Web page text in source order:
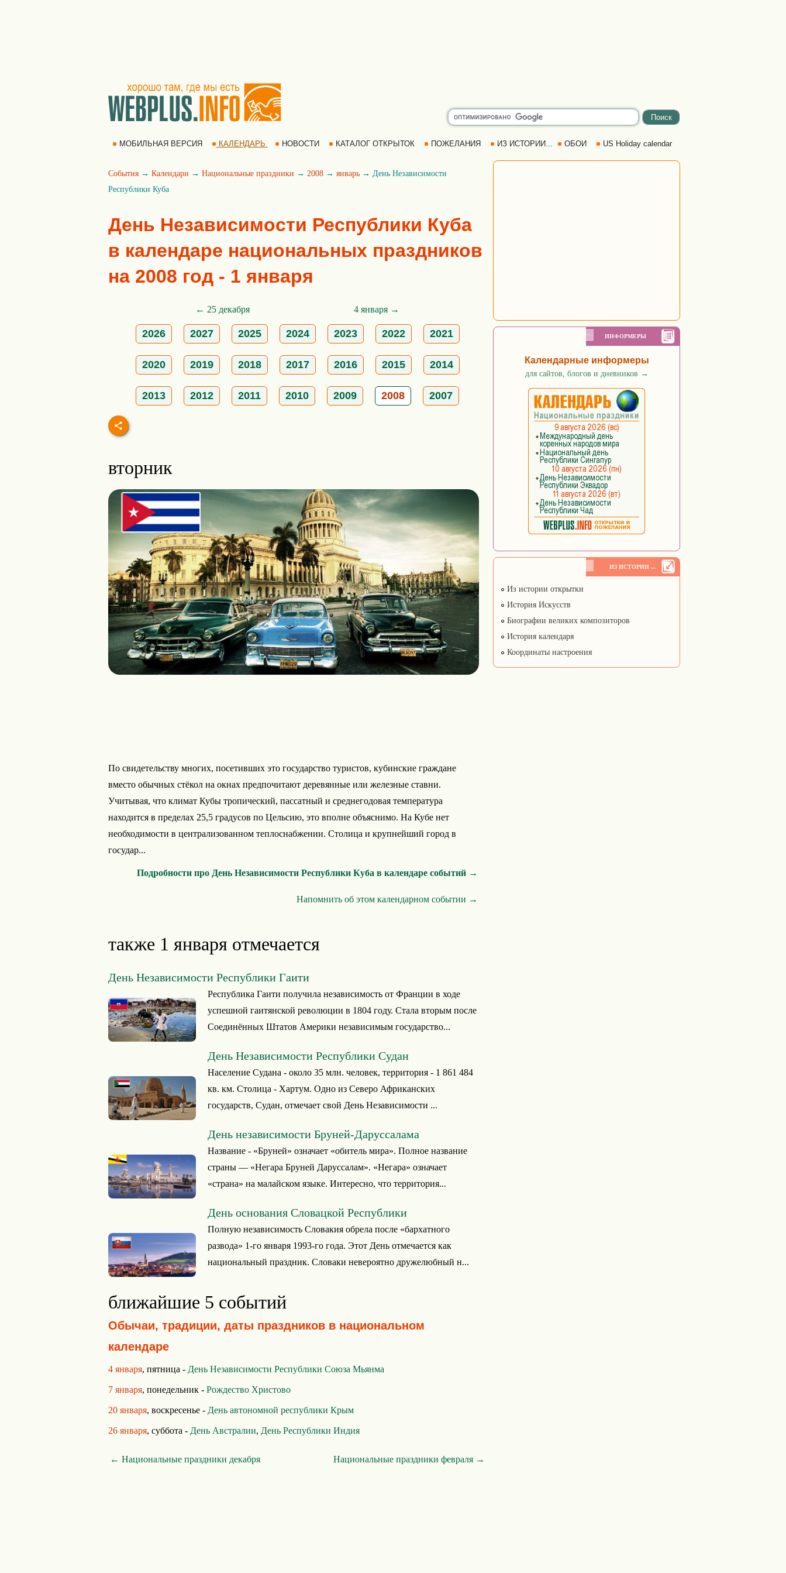
МОБИЛЬНАЯ ВЕРСИЯ КАЛЕНДАРЬ НОВОСТИ КАТАЛОГ ОТКРЫТОК ПОЖЕЛАНИЯ ИЗ ИСТОРИИ... ОБОИ US Holiday calendar
События → Календари → Национальные праздники → 2008 → январь → День Независимости
Республики Куба
День Независимости Республики Куба
в календаре национальных праздников
на 2008 год - 1 января
← 25 декабря 4 января →
2026 2027 2025 2024 2023 2022 2021
2020 2019 2018 2017 2016 2015 2014
2013 2012 2011 2010 2009 2008 2007
вторник
По свидетельству многих, посетивших это государство туристов, кубинские граждане
вместо обычных стёкол на окнах предпочитают деревянные или железные ставни.
Учитывая, что климат Кубы тропический, пассатный и среднегодовая температура
находится в пределах 25,5 градусов по Цельсию, это вполне объяснимо. На Кубе нет
необходимости в централизованном теплоснабжении. Столица и крупнейший город в
государ...
Подробности про День Независимости Республики Куба в календаре событий →
Напомнить об этом календарном событии →
также 1 января отмечается
День Независимости Республики Гаити
Республика Гаити получила независимость от Франции в ходе
успешной гаитянской революции в 1804 году. Стала вторым после
Соединённых Штатов Америки независимым государство...
День Независимости Республики Судан
Население Судана - около 35 млн. человек, территория - 1 861 484
кв. км. Столица - Хартум. Одно из Северо Африканских
государств, Судан, отмечает свой День Независимости ...
День независимости Бруней-Даруссалама
Название - «Бруней» означает «обитель мира». Полное название
страны — «Негара Бруней Даруссалам». «Негара» означает
«страна» на малайском языке. Интересно, что территория...
День основания Словацкой Республики
Полную независимость Словакия обрела после «бархатного
развода» 1-го января 1993-го года. Этот День отмечается как
национальный праздник. Словаки невероятно дружелюбный н...
ближайшие 5 событий
Обычаи, традиции, даты праздников в национальном
календаре
4 января, пятница - День Независимости Республики Союза Мьянма
7 января, понедельник - Рождество Христово
20 января, воскресенье - День автономной республики Крым
26 января, суббота - День Австралии, День Республики Индия
← Национальные праздники декабря Национальные праздники февраля →
ИНФОРМЕРЫ
Календарные информеры
для сайтов, блогов и дневников →
ИЗ ИСТОРИИ ...
Из истории открытки
История Искусств
Биографии великих композиторов
История календаря
Координаты настроения